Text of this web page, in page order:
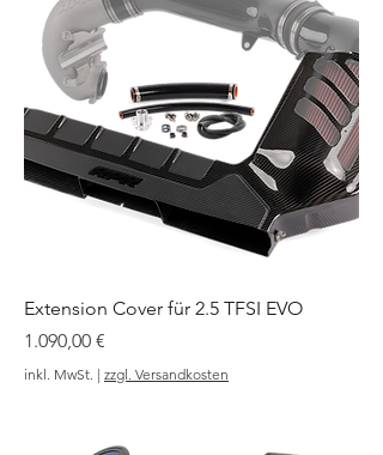
Extension Cover für 2.5 TFSI EVO
Preis
1.090,00 €
inkl. MwSt. | zzgl. Versandkosten